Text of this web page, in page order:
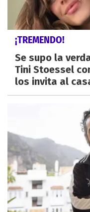
¡TREMENDO!
Se supo la
Tini Stoessel
los invita al